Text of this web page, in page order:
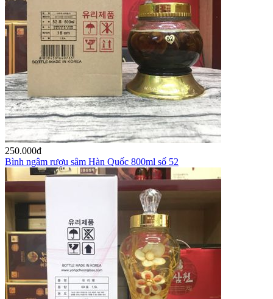
250.000đ
Bình ngâm rượu sâm Hàn Quốc 800ml số 52